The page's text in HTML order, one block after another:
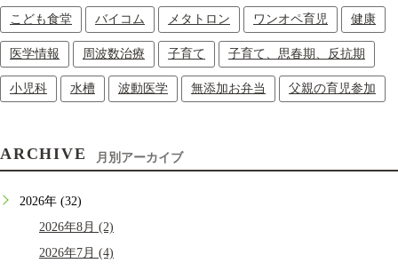
こども食堂 バイコム メタトロン ワンオペ育児 健康
医学情報 周波数治療 子育て 子育て、思春期、反抗期
小児科 水槽 波動医学 無添加お弁当 父親の育児参加
ARCHIVE 月別アーカイブ
2026年 (32)
2026年8月 (2)
2026年7月 (4)